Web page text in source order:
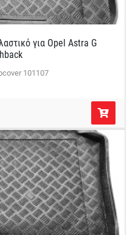
για Opel Astra G
101107